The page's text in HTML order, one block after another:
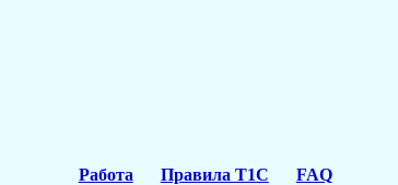
Работа Правила Т1С
FAQ